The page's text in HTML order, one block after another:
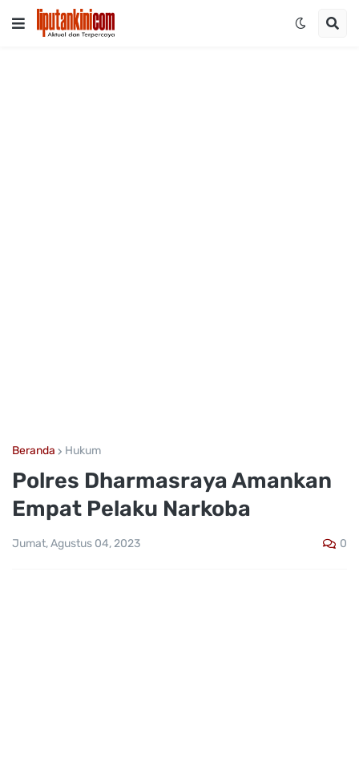
Beranda Hukum
Polres Dharmasraya Amankan
Empat Pelaku Narkoba
Jumat, Agustus 04, 2023 0